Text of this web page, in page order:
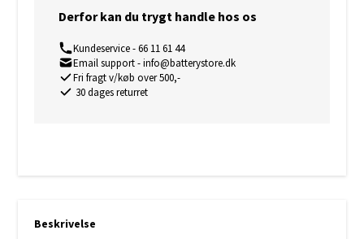
Derfor kan du trygt handle hos os
Kundeservice - 66 11 61 44
Email support - info@batterystore.dk
Fri fragt v/køb over 500,-
30 dages returret
Beskrivelse